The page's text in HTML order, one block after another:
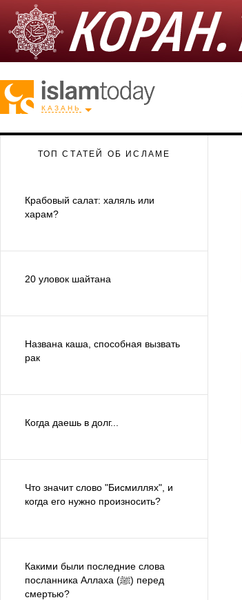
КАЗАНЬ
ТОП СТАТЕЙ ОБ ИСЛАМЕ
Крабовый салат: халяль или
харам?
20 уловок шайтана
Названа каша, способная вызвать
рак
Когда даешь в долг...
Что значит слово "Бисмиллях", и
когда его нужно произносить?
Какими были последние слова
посланника Аллаха (ﷺ) перед
смертью?